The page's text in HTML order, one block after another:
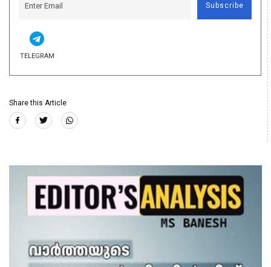
Subscribe
TELEGRAM
Share this Article